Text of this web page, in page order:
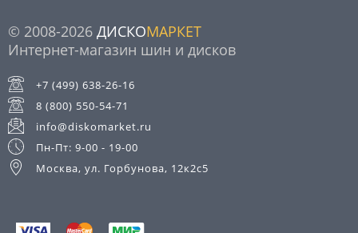
© 2008-2026 ДИСКОМАРКЕТ
Интернет-магазин шин и дисков
+7 (499) 638-26-16
8 (800) 550-54-71
info@diskomarket.ru
Пн-Пт: 9-00 - 19-00
Москва, ул. Горбунова, 12к2с5